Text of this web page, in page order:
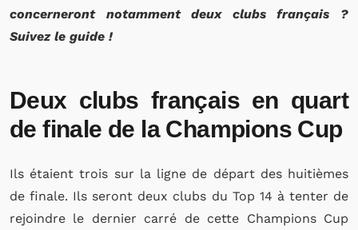
concerneront notamment deux clubs français ?
Suivez le guide !
Deux clubs français en quart
de finale de la Champions Cup
Ils étaient trois sur la ligne de départ des huitièmes
de finale. Ils seront deux clubs du Top 14 à tenter de
rejoindre le dernier carré de cette Champions Cup